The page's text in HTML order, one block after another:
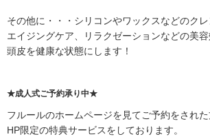
その他に・・・シリコンやワックスなどのクレ
エイジングケア、リラクゼーションなどの美容
頭皮を健康な状態にします！
★成人式ご予約承り中★
フルールのホームページを見てご予約をされ
HP限定の特典サービスをしております。